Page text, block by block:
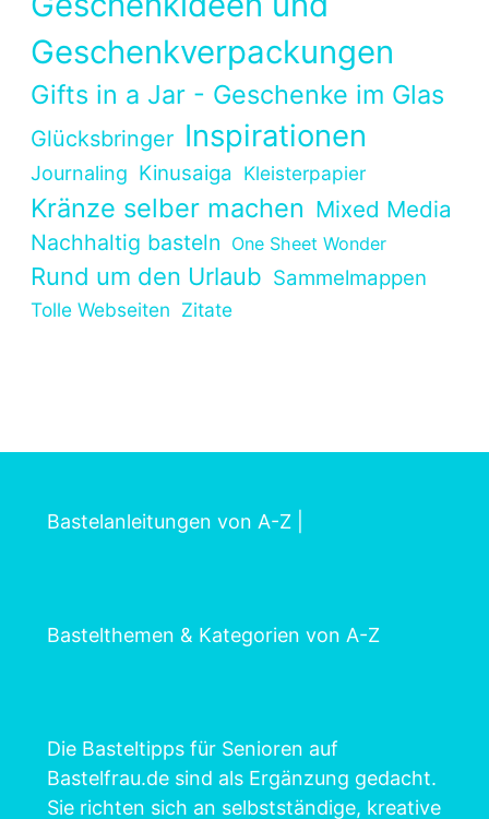
Geschenkverpackungen
Gifts in a Jar - Geschenke im Glas
Glücksbringer Inspirationen
Journaling Kinusaiga Kleisterpapier
Kränze selber machen Mixed Media
Nachhaltig basteln One Sheet Wonder
Rund um den Urlaub Sammelmappen
Tolle Webseiten Zitate
Bastelanleitungen von A-Z
Bastelthemen & Kategorien von A-Z
Die Basteltipps für Senioren auf
Bastelfrau.de sind als Ergänzung gedacht.
Sie richten sich an selbstständige, kreative